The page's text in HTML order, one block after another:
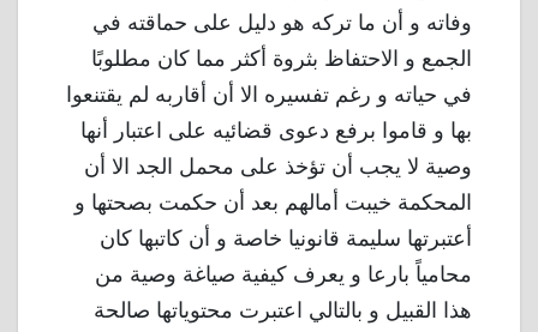
وفاته و أن ما تركه هو دليل على حماقته في
الجمع و الاحتفاظ بثروة أكثر مما كان مطلوبًا
في حياته و رغم تفسيره الا أن أقاربه لم يقتنعوا
بها و قاموا برفع دعوى قضائيه على اعتبار أنها
وصية لا يجب أن تؤخذ على محمل الجد الا أن
المحكمة خيبت أمالهم بعد أن حكمت بصحتها و
أعتبرتها سليمة قانونيا خاصة و أن كاتبها كان
محامياً بارعا و يعرف كيفية صياغة وصية من
هذا القبيل و بالتالي اعتبرت محتوياتها صالحة